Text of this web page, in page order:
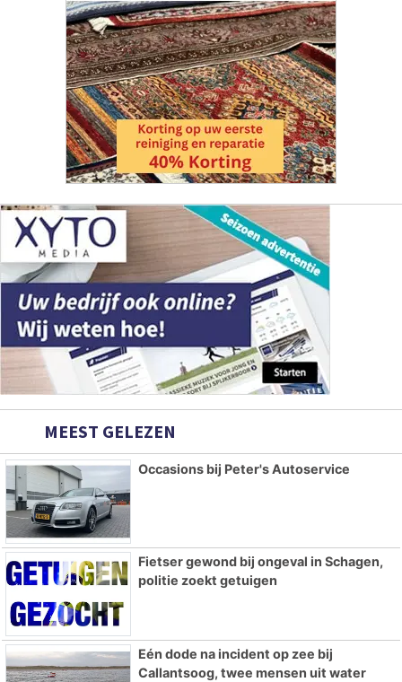
MEEST GELEZEN
Occasions bij Peter's Autoservice
Fietser gewond bij ongeval in Schagen,
politie zoekt getuigen
Eén dode na incident op zee bij
Callantsoog, twee mensen uit water